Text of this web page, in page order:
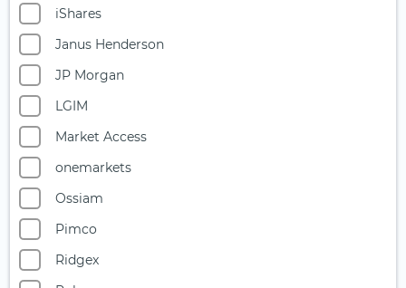
Künstliche Intelligenz (1)
Künstliche Intelligenz (1)
Landwirtschaft
Luft- und Raumfahrt
Luxus & Lifestyle (1)
Master Limited Partnerships (MLP)
Medizintechnik
Metaverse
Millennials (1)
iShares
Janus Henderson
JP Morgan
LGIM
Market Access
onemarkets
Ossiam
Pimco
Ridgex